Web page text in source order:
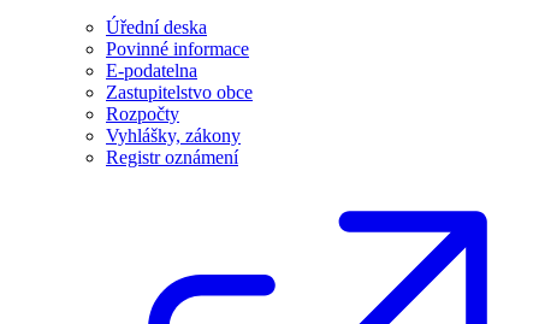
Úřední deska
Povinné informace
E-podatelna
Zastupitelstvo obce
Rozpočty
Vyhlášky, zákony
Registr oznámení